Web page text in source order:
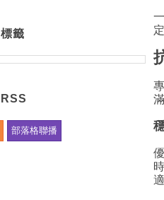
標籤
RSS
部落格聯播